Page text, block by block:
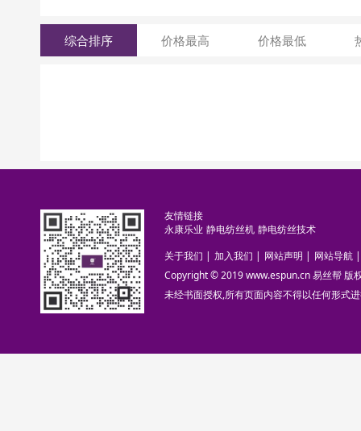
综合排序 价格最高 价格最低
友情链接
永康乐业 静电纺丝机 静电纺丝技术
关于我们 | 加入我们 | 网站声明 | 网站导航 |
Copyright © 2019 www.espun.cn 易丝帮 版
未经书面授权,所有页面内容不得以任何形式